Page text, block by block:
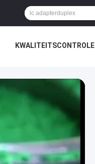
KWALITEITSCONTROLE